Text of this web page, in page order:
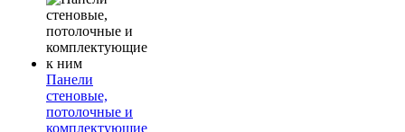
Панели
стеновые,
потолочные и
комплектующие